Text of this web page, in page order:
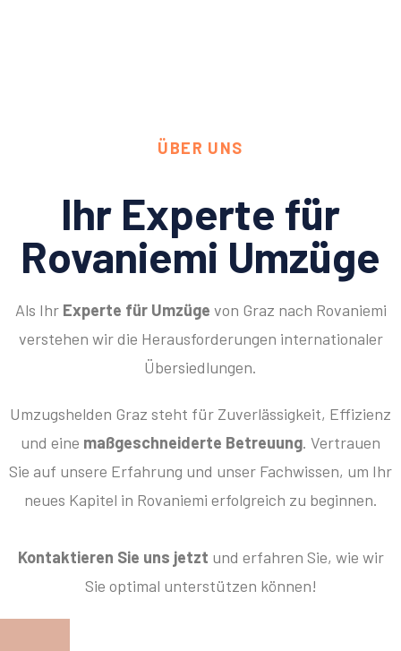
ÜBER UNS
Ihr Experte für
Rovaniemi Umzüge
Als Ihr Experte für Umzüge von Graz nach Rovaniemi
verstehen wir die Herausforderungen internationaler
Übersiedlungen.
Umzugshelden Graz steht für Zuverlässigkeit, Effizienz
und eine maßgeschneiderte Betreuung. Vertrauen
Sie auf unsere Erfahrung und unser Fachwissen, um Ihr
neues Kapitel in Rovaniemi erfolgreich zu beginnen.
Kontaktieren Sie uns jetzt und erfahren Sie, wie wir
Sie optimal unterstützen können!